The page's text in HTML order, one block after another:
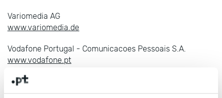
Variomedia AG
www.variomedia.de
Vodafone Portugal - Comunicacoes Pessoais S.A.
www.vodafone.pt
WDATA, UNIPESSOAL LDA
https://www.webdot.pt